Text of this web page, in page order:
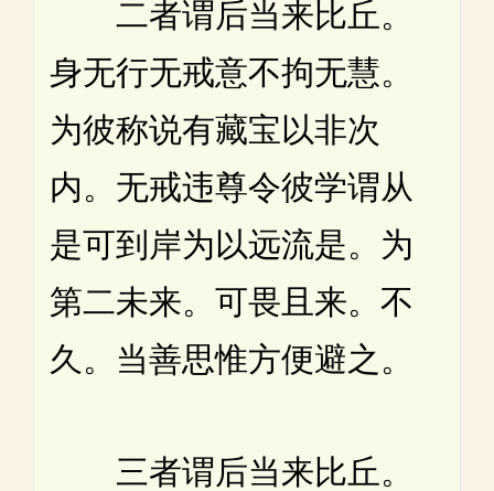
二者谓后当来比丘。
身无行无戒意不拘无慧。
为彼称说有藏宝以非次
内。无戒违尊令彼学谓从
是可到岸为以远流是。为
第二未来。可畏且来。不
久。当善思惟方便避之。
三者谓后当来比丘。